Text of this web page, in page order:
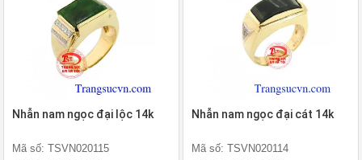
Nhẫn nam ngọc đại lộc 14k
Mã số: TSVN020115
Nhẫn nam ngọc đại cát 14k
Mã số: TSVN020114